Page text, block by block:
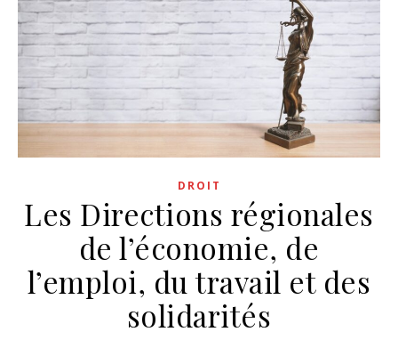
DROIT
Les Directions régionales
de l’économie, de
l’emploi, du travail et des
solidarités